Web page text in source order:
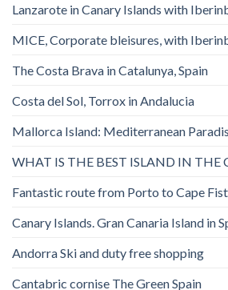
Lanzarote in Canary Islands with
MICE, Corporate bleisures, with
The Costa Brava in Catalunya, Spain
Costa del Sol, Torrox in Andalucia
Mallorca Island: Mediterranean
WHAT IS THE BEST ISLAND IN THE
Fantastic route from Porto to Cape
Canary Islands. Gran Canaria Island in
Andorra Ski and duty free shopping
Cantabric cornise The Green Spain